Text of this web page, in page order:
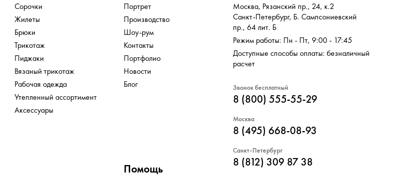
Сорочки
Жилеты
Брюки
Трикотаж
Пиджаки
Вязаный трикотаж
Рабочая одежда
Утепленный ассортимент
Аксессуары
Портрет
Производство
Шоу-рум
Контакты
Портфолио
Новости
Блог
Помощь
Москва, Рязанский пр., 24, к.2
Санкт-Петербург, Б. Сампсониевский
пр., 64 лит. Б
Режим работы: Пн - Пт, 9:00 - 17:45
Доступные способы оплаты: безналичный
расчет
Звонок бесплатный
8 (800) 555-55-29
Москва
8 (495) 668-08-93
Санкт-Петербург
8 (812) 309 87 38